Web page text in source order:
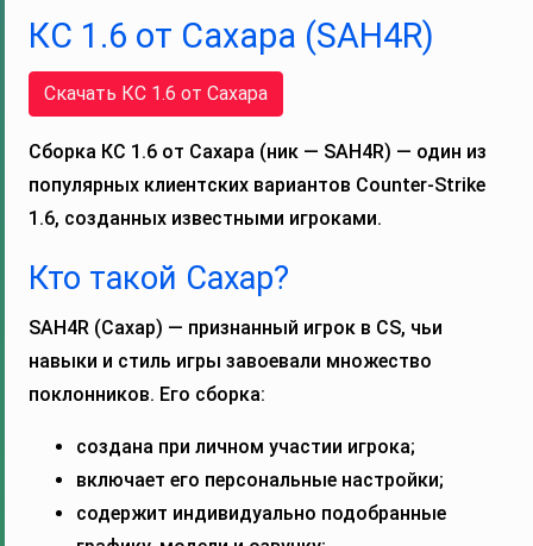
КС 1.6 от Сахара (SAH4R)
Скачать КС 1.6 от Сахара
Сборка КС 1.6 от Сахара (ник — SAH4R) — один из
популярных клиентских вариантов Counter-Strike
1.6, созданных известными игроками.
Кто такой Сахар?
SAH4R (Сахар) — признанный игрок в CS, чьи
навыки и стиль игры завоевали множество
поклонников. Его сборка:
создана при личном участии игрока;
включает его персональные настройки;
содержит индивидуально подобранные